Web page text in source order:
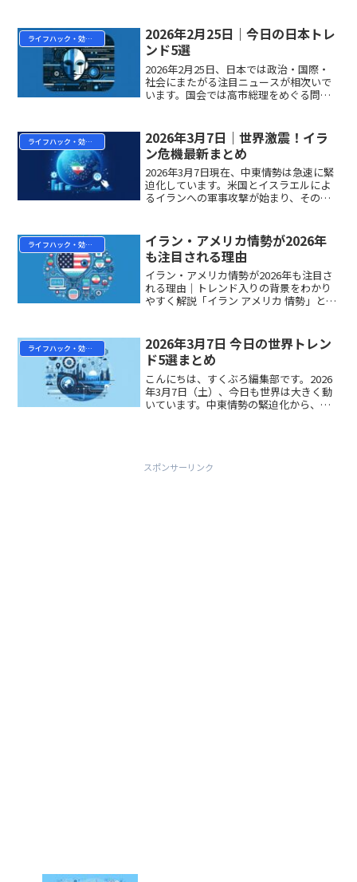
目すべき5つのトレンドをわかりやすくお
届けします。ぜひ...
ライフハック・効率化
2026年2月25日｜今日の日本トレ
ンド5選
2026年2月25日、日本では政治・国際・
社会にまたがる注目ニュースが相次いで
います。国会では高市総理をめぐる問題
さえておきたい5つのトレンドをわかりや
すく解説します。...
ライフハック・効率化
2026年3月7日｜世界激震！イラ
ン危機最新まとめ
2026年3月7日現在、中東情勢は急速に緊
迫化しています。米国とイスラエルによ
るイランへの軍事攻撃が始まり、その影
ます。今日は世界を揺るがすこの危機の
最前線を、5つの視...
ライフハック・効率化
イラン・アメリカ情勢が2026年
も注目される理由
イラン・アメリカ情勢が2026年も注目さ
れる理由｜トレンド入りの背景をわかり
やすく解説「イラン アメリカ 情勢」とい
国間の関係がここまで注目されるの？」
と疑問に思...
ライフハック・効率化
2026年3月7日 今日の世界トレン
ド5選まとめ
こんにちは、すくぶろ編集部です。2026
年3月7日（土）、今日も世界は大きく動
いています。中東情勢の緊迫化から、ス
スポンサーリンク